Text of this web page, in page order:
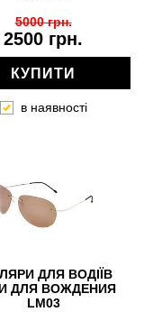
2500 грн.
5000 грн.
КУПИТИ
в наявності
ДЛЯ ВОДІЇВ
ДЛЯ ВОЖДЕНИЯ
LM03